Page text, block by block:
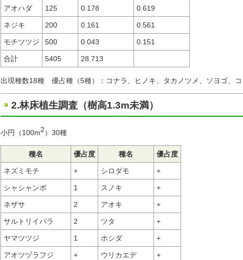
アオハダ 125 0.178 0.619
ネジキ 200 0.161 0.561
モチツツジ 500 0.043 0.151
合計 5405 28.713
出現種数18種 優占種（5種）：コナラ、ヒノキ、タカノツメ、ソヨゴ、
2.林床植生調査（樹高1.3m未満）
小円（100m2）30種
種名 優占度 種名 優占度
ネズミモチ + シロダモ +
シャシャンボ 1 スノキ +
ネザサ 2 アオキ +
サルトリイバラ 2 ツタ +
ヤマツツジ 1 ホシダ +
アオツヅラフジ + ウリカエデ +